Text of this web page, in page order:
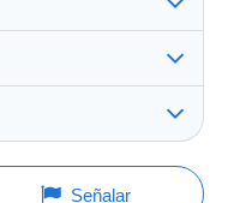
iniciar una4:31:14
Señalar